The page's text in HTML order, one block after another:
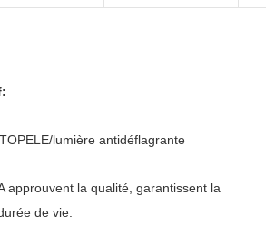
lumière antidéflagrante
approuvent la qualité, garantissent la
de vie.